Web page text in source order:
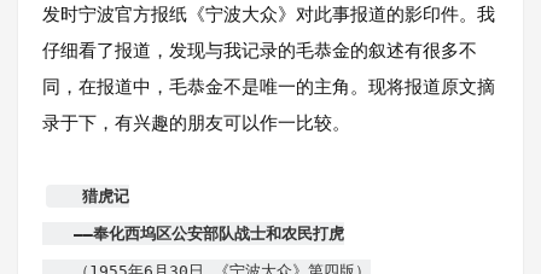
发时宁波官方报纸《宁波大众》对此事报道的影印件。我
仔细看了报道，发现与我记录的毛恭金的叙述有很多不
同，在报道中，毛恭金不是唯一的主角。现将报道原文摘
录于下，有兴趣的朋友可以作一比较。
猎虎记
——奉化西坞区公安部队战士和农民打虎